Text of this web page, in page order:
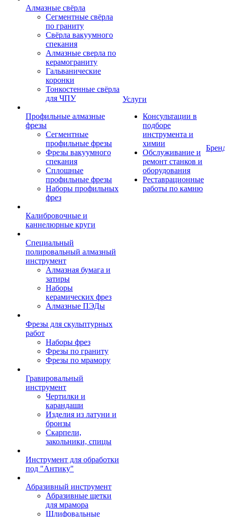
Алмазные свёрла
Сегментные свёрла
по граниту
Свёрла вакуумного
спекания
Алмазные сверла по
керамограниту
Гальванические
коронки
Тонкостенные свёрла
для ЧПУ
Профильные алмазные
фрезы
Сегментные
профильные фрезы
Фрезы вакуумного
спекания
Сплошные
профильные фрезы
Наборы профильных
фрез
Калибровочные и
каннелюрные круги
Специальный
полировальный алмазный
инструмент
Алмазная бумага и
затиры
Наборы
керамических фрез
Алмазные ПЭДы
Фрезы для скульптурных
работ
Наборы фрез
Фрезы по граниту
Фрезы по мрамору
Гравировальный
инструмент
Чертилки и
карандаши
Изделия из латуни и
бронзы
Скарпели,
закольники, спицы
Инструмент для обработки
под "Антику"
Абразивный инструмент
Абразивные щетки
для мрамора
Шлифовальные
Услуги
Консультации в
подборе
инструмента и
химии
Обслуживание и
ремонт станков и
оборудования
Реставрационные
работы по камню